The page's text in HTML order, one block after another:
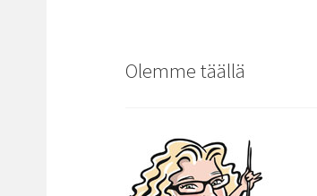
Olemme täällä